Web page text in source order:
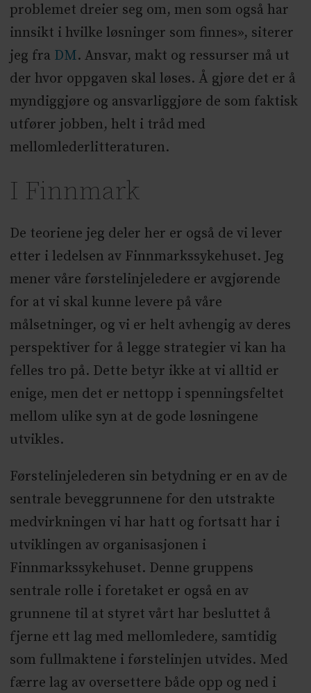
problemet dreier seg om, men som også har
innsikt i hvilke løsninger som finnes», siterer
jeg fra DM. Ansvar, makt og ressurser må ut
der hvor oppgaven skal løses. Å gjøre det er å
myndiggjøre og ansvarliggjøre de som faktisk
utfører jobben, helt i tråd med
mellomlederlitteraturen.
I Finnmark
De teoriene jeg deler her er også de vi lever
etter i ledelsen av Finnmarkssykehuset. Jeg
mener våre førstelinjeledere er avgjørende
for at vi skal kunne levere på våre
målsetninger, og vi er helt avhengig av deres
perspektiver for å legge strategier vi kan ha
felles tro på. Dette betyr ikke at vi alltid er
enige, men det er nettopp i spenningsfeltet
mellom ulike syn at de gode løsningene
utvikles.
Førstelinjelederen sin betydning er en av de
sentrale beveggrunnene for den utstrakte
medvirkningen vi har hatt og fortsatt har i
utviklingen av organisasjonen i
Finnmarkssykehuset. Denne gruppens
sentrale rolle i foretaket er også en av
grunnene til at styret vårt har besluttet å
fjerne ett lag med mellomledere, samtidig
som fullmaktene i førstelinjen utvides. Med
færre lag av oversettere både opp og ned i